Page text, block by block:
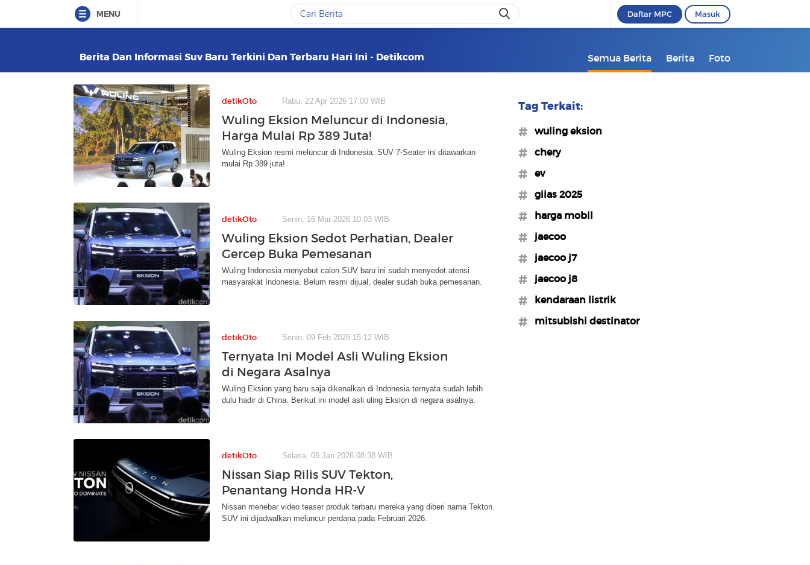
MENU Daftar MPC Masuk
Berita Dan Informasi Suv Baru Terkini Dan Terbaru Hari Ini - Detikcom Semua Berita Berita Foto
detikOto Rabu, 22 Apr 2026 17:00 WIB
Wuling Eksion Meluncur di Indonesia,
Harga Mulai Rp 389 Juta!
Wuling Eksion resmi meluncur di Indonesia. SUV 7-Seater ini ditawarkan
mulai Rp 389 juta!
detikOto Senin, 16 Mar 2026 10:03 WIB
Wuling Eksion Sedot Perhatian, Dealer
Gercep Buka Pemesanan
Wuling Indonesia menyebut calon SUV baru ini sudah menyedot atensi
masyarakat Indonesia. Belum resmi dijual, dealer sudah buka pemesanan.
detikOto Senin, 09 Feb 2026 15:12 WIB
Ternyata Ini Model Asli Wuling Eksion
di Negara Asalnya
Wuling Eksion yang baru saja dikenalkan di Indonesia ternyata sudah lebih
dulu hadir di China. Berikut ini model asli uling Eksion di negara asalnya.
detikOto Selasa, 06 Jan 2026 08:38 WIB
Nissan Siap Rilis SUV Tekton,
Penantang Honda HR-V
Nissan menebar video teaser produk terbaru mereka yang diberi nama Tekton.
SUV ini dijadwalkan meluncur perdana pada Februari 2026.
Tag Terkait:
#wuling eksion
#chery
#ev
#giias 2025
#harga mobil
#jaecoo
#jaecoo j7
#jaecoo j8
#kendaraan listrik
#mitsubishi destinator